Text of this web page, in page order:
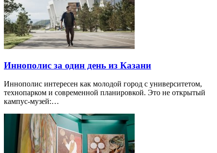
Иннополис за один день из Казани
Иннополис интересен как молодой город с университетом,
технопарком и современной планировкой. Это не открытый
кампус-музей:…